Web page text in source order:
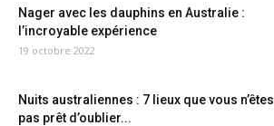
Nager avec les dauphins en Australie :
l’incroyable expérience
19 octobre 2022
Nuits australiennes : 7 lieux que vous n’êtes
pas prêt d’oublier...